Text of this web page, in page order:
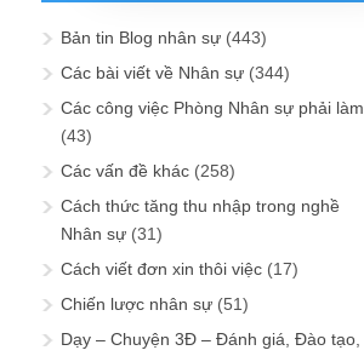
Bản tin Blog nhân sự (443)
Các bài viết về Nhân sự (344)
Các công việc Phòng Nhân sự phải làm
(43)
Các vấn đề khác (258)
Cách thức tăng thu nhập trong nghề
Nhân sự (31)
Cách viết đơn xin thôi việc (17)
Chiến lược nhân sự (51)
Dạy – Chuyện 3Đ – Đánh giá, Đào tạo,